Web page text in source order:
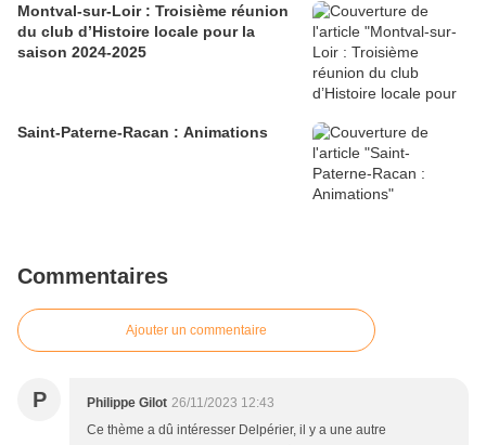
Montval-sur-Loir : Troisième réunion
du club d’Histoire locale pour la
saison 2024-2025
Saint-Paterne-Racan : Animations
Commentaires
Ajouter un commentaire
P Philippe Gilot 26/11/2023 12:43
Ce thème a dû intéresser Delpérier, il y a une autre